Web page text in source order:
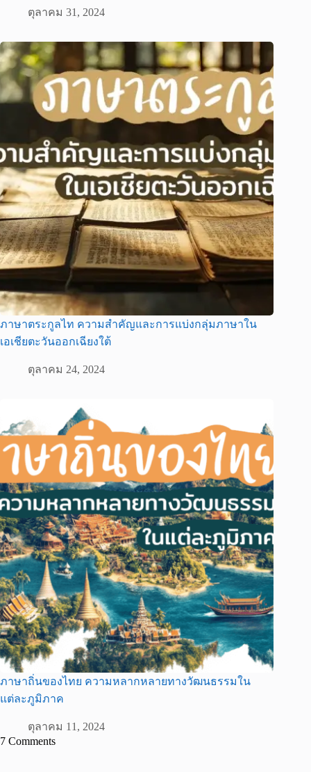
ตุลาคม 31, 2024
ภาษาตระกูลไท ความสำคัญและการแบ่งกลุ่มภาษาใน
เอเชียตะวันออกเฉียงใต้
ตุลาคม 24, 2024
ภาษาถิ่นของไทย ความหลากหลายทางวัฒนธรรมใน
แต่ละภูมิภาค
ตุลาคม 11, 2024
7 Comments